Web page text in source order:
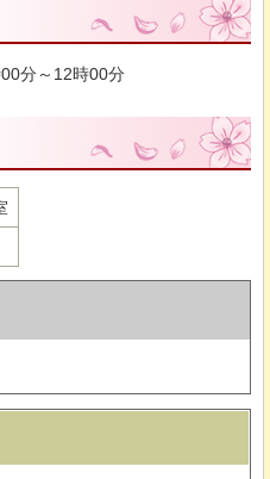
分～12時00分